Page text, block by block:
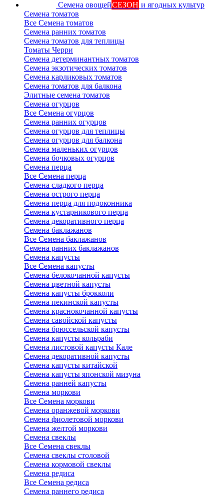
Семена овощейСЕЗОН и ягодных культур
Семена томатов
Все Семена томатов
Семена ранних томатов
Семена томатов для теплицы
Томаты Черри
Семена детерминантных томатов
Семена экзотических томатов
Семена карликовых томатов
Семена томатов для балкона
Элитные семена томатов
Семена огурцов
Все Семена огурцов
Семена ранних огурцов
Семена огурцов для теплицы
Семена огурцов для балкона
Семена маленьких огурцов
Семена бочковых огурцов
Семена перца
Все Семена перца
Семена сладкого перца
Семена острого перца
Семена перца для подоконника
Семена кустарникового перца
Семена декоративного перца
Семена баклажанов
Все Семена баклажанов
Семена ранних баклажанов
Семена капусты
Все Семена капусты
Семена белокочанной капусты
Семена цветной капусты
Семена капусты брокколи
Семена пекинской капусты
Семена краснокочанной капусты
Семена савойской капусты
Семена брюссельской капусты
Семена капусты кольраби
Семена листовой капусты Кале
Семена декоративной капусты
Семена капусты китайской
Семена капусты японской мизуна
Семена ранней капусты
Семена моркови
Все Семена моркови
Семена оранжевой моркови
Семена фиолетовой моркови
Семена желтой моркови
Семена свеклы
Все Семена свеклы
Семена свеклы столовой
Семена кормовой свеклы
Семена редиса
Все Семена редиса
Семена раннего редиса